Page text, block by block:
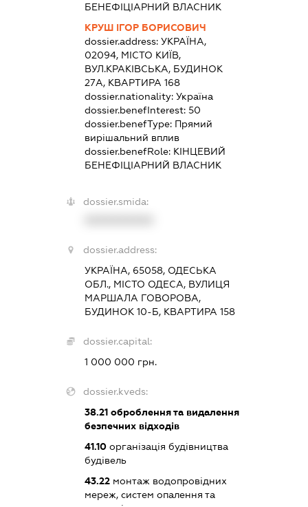
БЕНЕФІЦІАРНИЙ ВЛАСНИК
КРУШ ІГОР БОРИСОВИЧ
dossier.address:УКРАЇНА,
02094, МІСТО КИЇВ,
ВУЛ.КРАКІВСЬКА, БУДИНОК
27А, КВАРТИРА 168
dossier.nationality:Україна
dossier.benefInterest:50
dossier.benefType: Прямий
вирішальний вплив
dossier.benefRole: КІНЦЕВИЙ
БЕНЕФІЦІАРНИЙ ВЛАСНИК
dossier.smida:
dossier.address:
УКРАЇНА, 65058, ОДЕСЬКА
ОБЛ., МІСТО ОДЕСА, ВУЛИЦЯ
МАРШАЛА ГОВОРОВА,
БУДИНОК 10-Б, КВАРТИРА 158
dossier.capital:
1 000 000 грн.
dossier.kveds:
38.21 оброблення та видалення
безпечних відходів
41.10 організація будівництва
будівель
43.22 монтаж водопровідних
мереж, систем опалення та